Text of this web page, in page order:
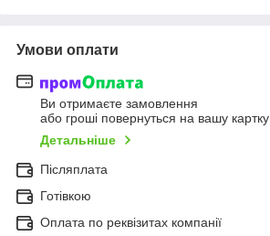
Умови оплати
Ви отримаєте замовлення
або гроші повернуться на вашу картку
Детальніше
Післяплата
Готівкою
Оплата по реквізитах компанії